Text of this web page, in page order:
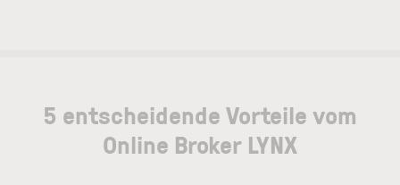
5 entscheidende Vorteile vom
Online Broker LYNX